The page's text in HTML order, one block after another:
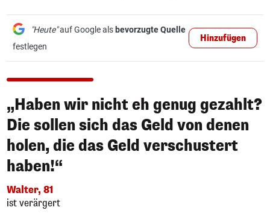
"Heute"auf Google als bevorzugte Quelle
festlegen
Hinzufügen
„Haben wir nicht eh genug gezahlt?
Die sollen sich das Geld von denen
holen, die das Geld verschustert
haben!“
Walter, 81
ist verärgert